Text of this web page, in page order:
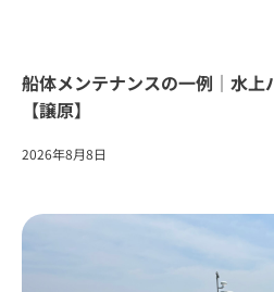
船体メンテナンスの一例｜水上
【譲原】
2026年8月8日